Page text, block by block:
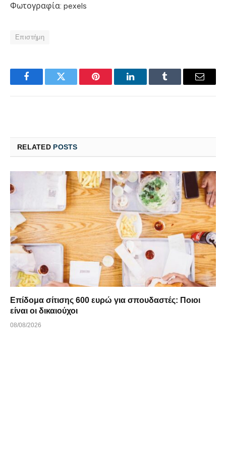
Φωτογραφία: pexels
Επιστήμη
FacebookTwitter Pinterest LinkedInTumblr Email
RELATED POSTS
Επίδομα σίτισης 600 ευρώ για σπουδαστές: Ποιοι
είναι οι δικαιούχοι
08/08/2026